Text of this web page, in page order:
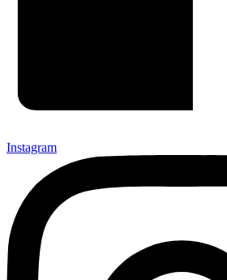
Instagram